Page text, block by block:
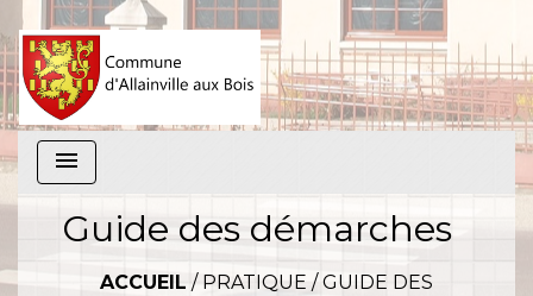
menu
Guide des démarches
ACCUEIL / PRATIQUE /GUIDE DES